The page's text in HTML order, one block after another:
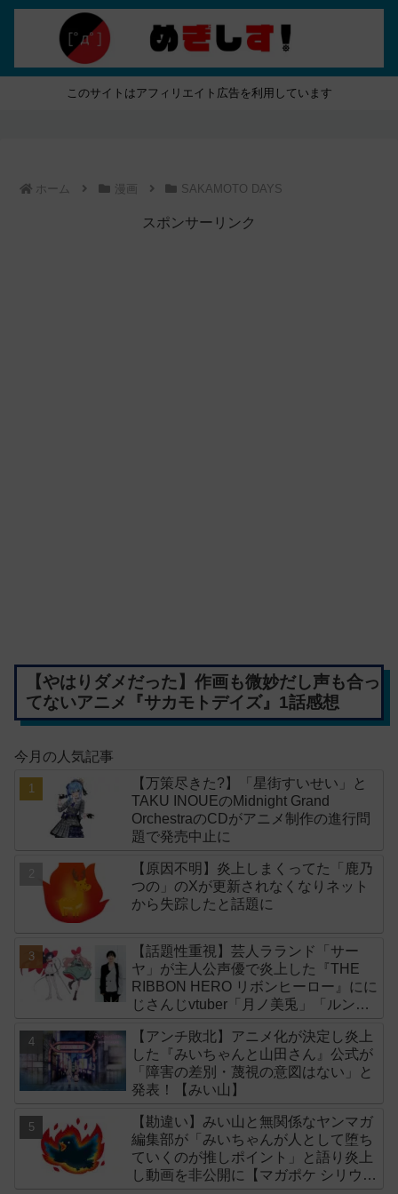
このサイトはアフィリエイト広告を利用しています
ホーム 漫画 SAKAMOTO DAYS
スポンサーリンク
【やはりダメだった】作画も微妙だし声も合っ
てないアニメ『サカモトデイズ』1話感想
今月の人気記事
【万策尽きた?】「星街すいせい」と
TAKU INOUEのMidnight Grand
OrchestraのCDがアニメ制作の進行問
題で発売中止に
【原因不明】炎上しまくってた「鹿乃
つの」のXが更新されなくなりネット
から失踪したと話題に
【話題性重視】芸人ラランド「サー
ヤ」が主人公声優で炎上した『THE
RIBBON HERO リボンヒーロー』にに
じさんじvtuber「月ノ美兎」「ルンル
【アンチ敗北】アニメ化が決定し炎上
した『みいちゃんと山田さん』公式が
「障害の差別・蔑視の意図はない」と
発表！【みい山】
【勘違い】みい山と無関係なヤンマガ
編集部が「みいちゃんが人として堕ち
ていくのが推しポイント」と語り炎上
し動画を非公開に【マガポケ シリウ